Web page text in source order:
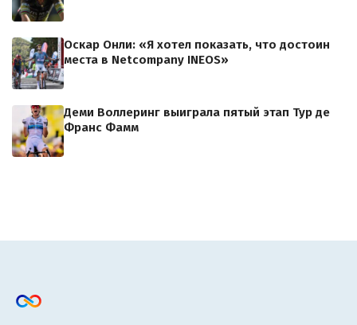
Оскар Онли: «Я хотел показать, что достоин
места в Netcompany INEOS»
Деми Воллеринг выиграла пятый этап Тур де
Франс Фамм